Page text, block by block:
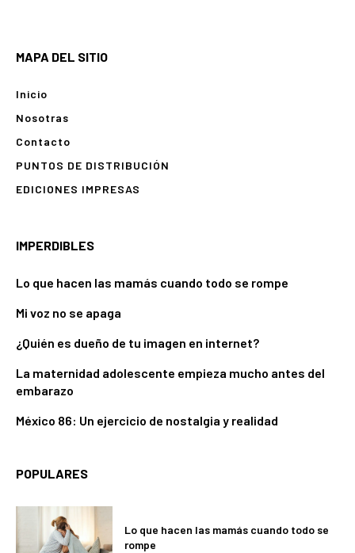
MAPA DEL SITIO
Inicio
Nosotras
Contacto
PUNTOS DE DISTRIBUCIÓN
EDICIONES IMPRESAS
IMPERDIBLES
Lo que hacen las mamás cuando todo se rompe
Mi voz no se apaga
¿Quién es dueño de tu imagen en internet?
La maternidad adolescente empieza mucho antes del
embarazo
México 86: Un ejercicio de nostalgia y realidad
POPULARES
Lo que hacen las mamás cuando todo se
rompe